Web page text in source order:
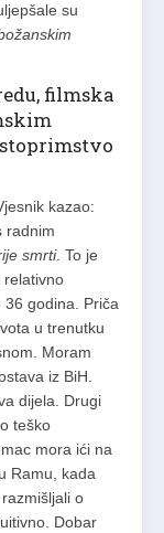
su
filmska
kazao:
radnim
smrti. To je
relativno
36 godina. Priča
u trenutku
Moram
iz BiH.
dijela. Drugi
teško
mora ići na
Ramu, kada
o
Dobar